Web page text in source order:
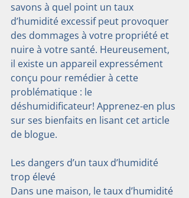
savons à quel point un taux
d’humidité excessif peut provoquer
des dommages à votre propriété et
nuire à votre santé. Heureusement,
il existe un appareil expressément
conçu pour remédier à cette
problématique : le
déshumidificateur! Apprenez-en plus
sur ses bienfaits en lisant cet article
de blogue.
Les dangers d’un taux d’humidité
trop élevé
Dans une maison, le taux d’humidité